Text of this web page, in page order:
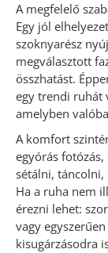
A megfelelő
Egy jól
szoknyarész
megválasztott
összhatást.
egy trendi ruhát
amelyben
A komfort
egyórás fotózás,
sétálni, táncolni,
Ha a ruha nem
érezni lehet:
vagy
kisugárzásodra